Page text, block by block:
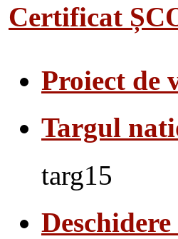
Certificat
Proiect
Targul
targ15